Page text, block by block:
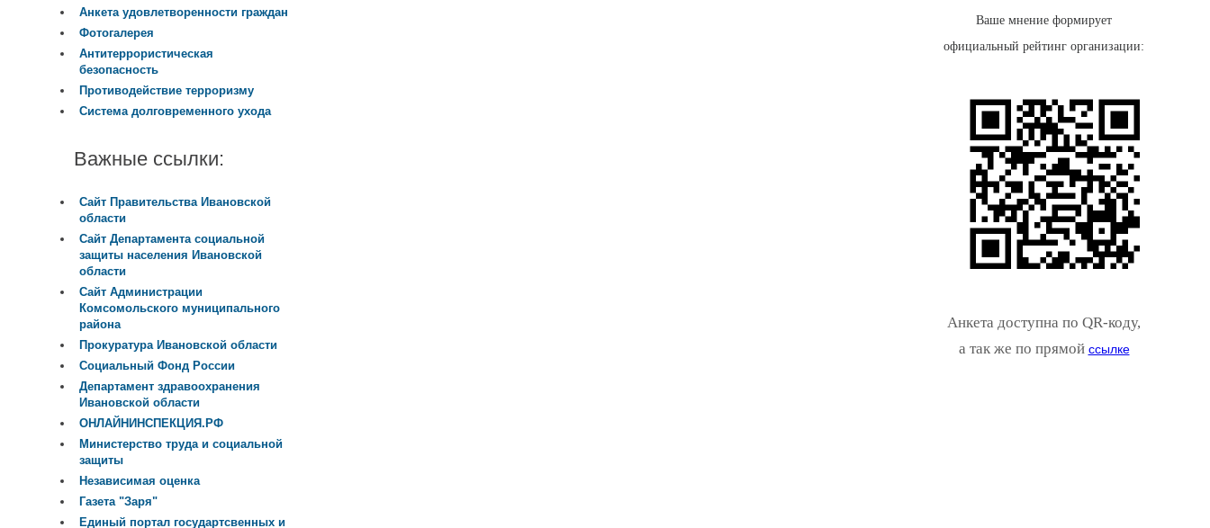
Анкета удовлетворенности граждан
Фотогалерея
Антитеррористическая
безопасность
Противодействие терроризму
Система долговременного ухода
Важные ссылки:
Сайт Правительства Ивановской
области
Сайт Департамента социальной
защиты населения Ивановской
области
Сайт Администрации
Комсомольского муниципального
района
Прокуратура Ивановской области
Социальный Фонд России
Департамент здравоохранения
Ивановской области
ОНЛАЙНИНСПЕКЦИЯ.РФ
Министерство труда и социальной
защиты
Независимая оценка
Газета "Заря"
Единый портал государтсвенных и
Ваше мнение формирует
официальный рейтинг организации:
Анкета доступна по QR-коду,
а так же по прямой ссылке